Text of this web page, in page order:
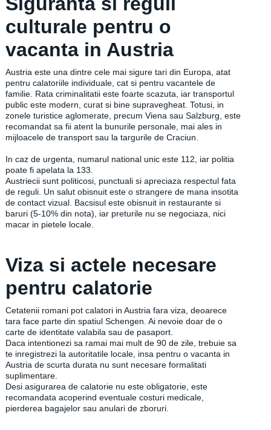
culturale pentru o
vacanta in Austria
Austria este una dintre cele mai sigure tari din Europa, atat
pentru calatoriile individuale, cat si pentru vacantele de
familie. Rata criminalitatii este foarte scazuta, iar transportul
public este modern, curat si bine supravegheat. Totusi, in
zonele turistice aglomerate, precum Viena sau Salzburg, este
recomandat sa fii atent la bunurile personale, mai ales in
mijloacele de transport sau la targurile de Craciun.
In caz de urgenta, numarul national unic este 112, iar politia
poate fi apelata la 133.
Austriecii sunt politicosi, punctuali si apreciaza respectul fata
de reguli. Un salut obisnuit este o strangere de mana insotita
de contact vizual. Bacsisul este obisnuit in restaurante si
baruri (5-10% din nota), iar preturile nu se negociaza, nici
macar in pietele locale.
Viza si actele necesare
pentru calatorie
Cetatenii romani pot calatori in Austria fara viza, deoarece
tara face parte din spatiul Schengen. Ai nevoie doar de o
carte de identitate valabila sau de pasaport.
Daca intentionezi sa ramai mai mult de 90 de zile, trebuie sa
te inregistrezi la autoritatile locale, insa pentru o vacanta in
Austria de scurta durata nu sunt necesare formalitati
suplimentare.
Desi asigurarea de calatorie nu este obligatorie, este
recomandata acoperind eventuale costuri medicale,
pierderea bagajelor sau anulari de zboruri.